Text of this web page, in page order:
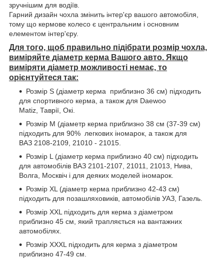
зручнішим для водіїв.
Гарний дизайн чохла змінить інтер'єр вашого автомобіля,
тому що кермове колесо є центральним і основним
елементом інтер'єру.
Для того, щоб правильно підібрати розмір чохла,
виміряйте діаметр керма Вашого авто. Якщо
виміряти діаметр можливості немає, то
орієнтуйтеся так:
Розмір S (діаметр керма приблизно 36 см) підходить
для спортивного керма, а також для Daewoo
Matiz, Таврії, Окі.
Розмір М (діаметр керма приблизно 38 см (37-39 см)
підходить для 90% легкових іномарок, а також для
ВАЗ 2108-2109, 21010 - 21015.
Розмір L (діаметр керма приблизно 40 см) підходить
для автомобілів ВАЗ 2101-2107, 21011, 21013, Нива,
Волга, Москвіч і для деяких моделей іномарок.
Розмір XL (діаметр керма приблизно 42-43 см)
підходить для позашляховиків, автомобілів УАЗ, Газель.
Розмір XXL підходить для керма з діаметром
приблизно 45 см, який трапляється на вантажних
автомобілях.
Розмір XXXL підходить для керма з діаметром
приблизно 47-49 см.